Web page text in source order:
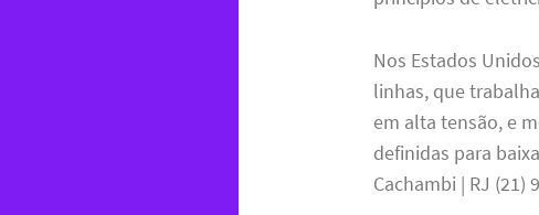
Nos Estados
linhas, que
em alta tensão, e
definidas para
Cachambi | RJ (21)